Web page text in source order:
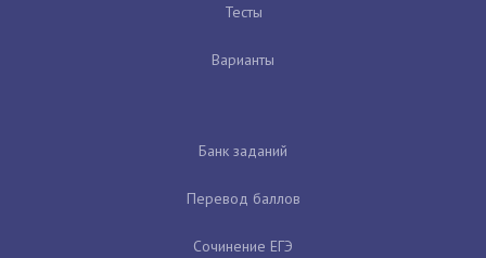
Тесты
Варианты
Банк заданий
Перевод баллов
Сочинение ЕГЭ